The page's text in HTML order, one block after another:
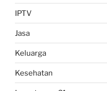
IPTV
Jasa
Keluarga
Kesehatan